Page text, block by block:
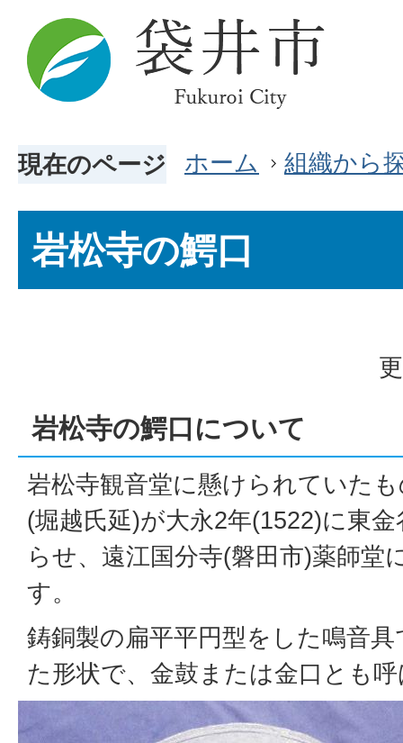
現在のページ ホーム 組織から
岩松寺の鰐口
岩松寺の鰐口について
岩松寺観音堂に懸けられていた
(堀越氏延)が大永2年(1522)に東
らせ、遠江国分寺(磐田市)薬師堂
す。
鋳銅製の扁平平円型をした鳴音
た形状で、金鼓または金口とも